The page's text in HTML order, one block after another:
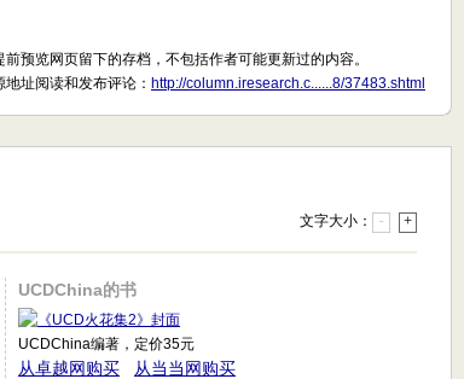
预览网页留下的存档，不包括作者可能更新过的内容。
址阅读和发布评论： http://column.iresearch.c......8/37483.shtml
文字大小： - +
UCDChina的书
UCDChina编著，定价35元
从卓越网购买 从当当网购买